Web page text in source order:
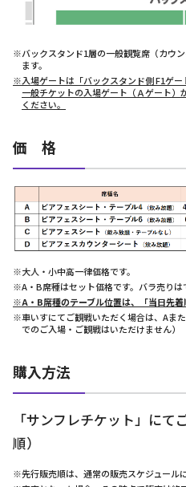
※バックスタンド1層の一般観覧席（カウ
ます。
※入場ゲートは「バックスタンド側 F1ゲー
一般チケットの入場ゲート（Ａゲート
ください。
価 格
※大人・小中高一律価格です。
※A・B席種はセット価格です。バラ売りは
※A・B席種のテーブル位置は、「当日先着
※車いすにてご観戦いただく場合は、Aま
でのご入場・ご観戦はいただけません）
購入方法
「サンフレチケット」に
順）
※先行販売順は、通常の販売スケジュールに